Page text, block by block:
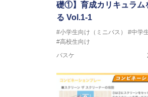
礎①】育成カリキュラム
る Vol.1-1
#小学生向け（ミニバス）
#中学
#高校生向け
バスケ